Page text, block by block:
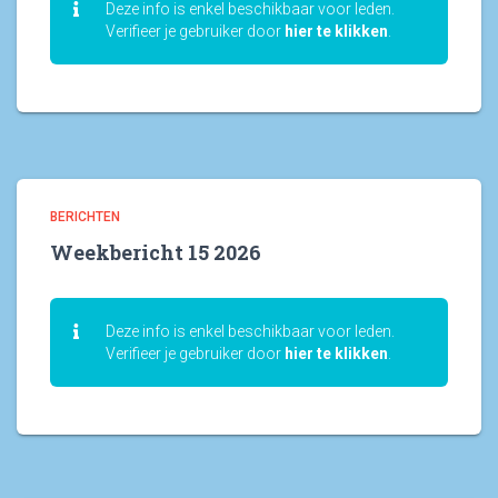
Deze info is enkel beschikbaar voor leden.
Verifieer je gebruiker door hier te klikken
BERICHTEN
Weekbericht 15 2026
Deze info is enkel beschikbaar voor leden.
Verifieer je gebruiker door hier te klikken